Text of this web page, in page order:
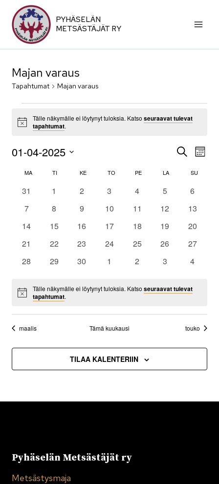
sisältöön
PYHÄSELÄN
METSÄSTÄJÄT RY
Majan varaus
Tapahtumat Majan varaus
Tapahtumat
Notice
Tälle näkymälle ei löytynyt tuloksia. Katsoseuraavat tulevat
tapahtumat.
Etsi
aja
ETSI
01-04-2025
Kalenteri
Tapahtumat
MA MAANANTAI
TITIISTAI KE KESKIVIIKKO
TO TORSTAIPE PERJANTAI
LA LAUANTAISU
0
31
0
1
0
2
0
3
0
4
0
5
0
6
0
7
0
8
0
9
0
10
0
11
0
12
0
13
0
14
0
15
0
16
0
17
0
18
0
19
0
20
0
21
0
22
0
23
0
24
0
25
0
26
0
27
0
28
0
29
0
30
0
1
0
2
0
3
0
4
Notice
Tälle näkymälle ei löytynyt tuloksia. Katsoseuraavat tulevat
tapahtumat.
maalis Tämä kuukausi touko
TILAA KALENTERIIN
Pyhäselän Metsästäjät ry
Metsästysmaja